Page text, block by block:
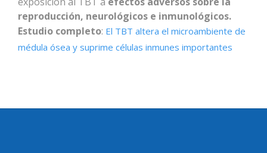
reproducción, neurológicos e inmunológicos.
Estudio completo: El TBT altera el microambiente de
médula ósea y suprime células inmunes importantes